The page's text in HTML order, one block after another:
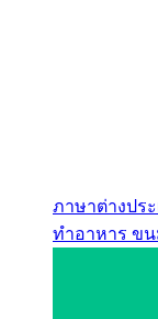
ภาษาต่างปร
ทำอาหาร ขน